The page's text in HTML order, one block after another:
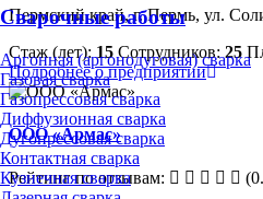
Сварочные работы
Аргонная (аргонодуговая) сварка
Газовая сварка
Газопрессовая сварка
Диффузионная сварка
Дугопрессовая сварка
Контактная сварка
Кузнечная сварка
Пермский край, г. Пермь, ул.
Стаж (лет): 15 Сотрудников: 25
Подробнее о предприятии
ООО «Армас»
Рейтинг по отзывам: